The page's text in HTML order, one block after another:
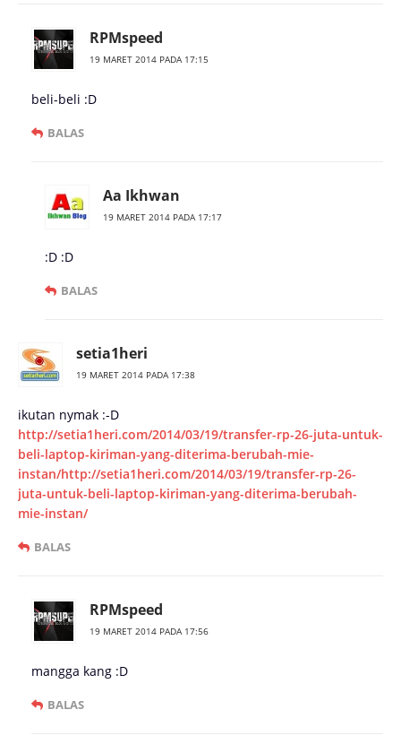
RPMspeed
19 MARET 2014 PADA 17:15
beli-beli :D
BALAS
Aa Ikhwan
19 MARET 2014 PADA 17:17
:D :D
BALAS
setia1heri
19 MARET 2014 PADA 17:38
ikutan nymak :-D
http://setia1heri.com/2014/03/19/transfer-rp-26-juta-untuk-
beli-laptop-kiriman-yang-diterima-berubah-mie-
instan/http://setia1heri.com/2014/03/19/transfer-rp-26-
juta-untuk-beli-laptop-kiriman-yang-diterima-berubah-
mie-instan/
BALAS
RPMspeed
19 MARET 2014 PADA 17:56
mangga kang :D
BALAS